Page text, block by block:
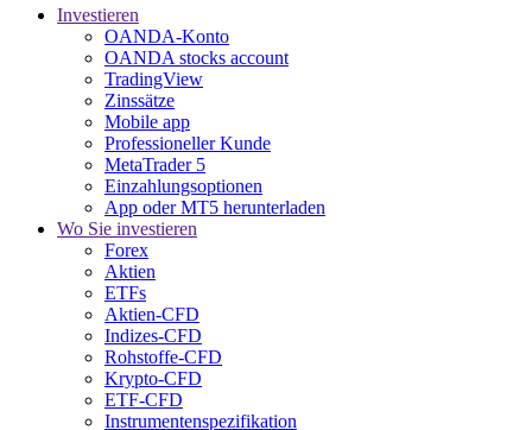
Investieren
OANDA-Konto
OANDA stocks account
TradingView
Zinssätze
Mobile app
Professioneller Kunde
MetaTrader 5
Einzahlungsoptionen
App oder MT5 herunterladen
Wo Sie investieren
Forex
Aktien
ETFs
Aktien-CFD
Indizes-CFD
Rohstoffe-CFD
Krypto-CFD
ETF-CFD
Instrumentenspezifikation